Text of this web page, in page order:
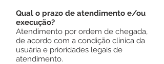
Qual o prazo de atendimento e/ou
execução?
Atendimento por ordem de chegada,
de acordo com a condição clínica da
usuária e prioridades legais de
atendimento.